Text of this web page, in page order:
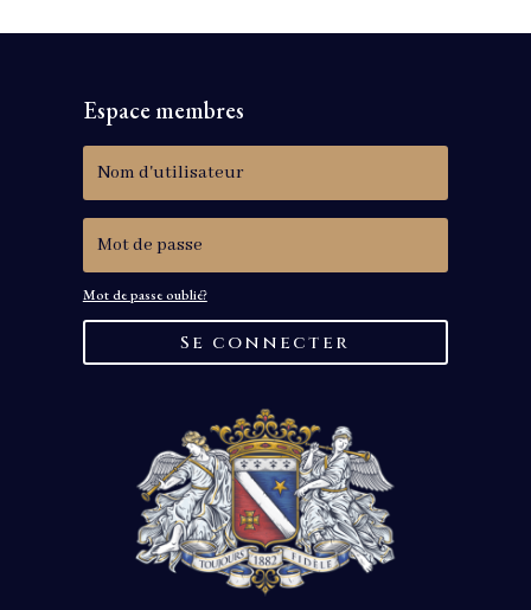
Espace membres
Mot de passe oublié?
Se connecter